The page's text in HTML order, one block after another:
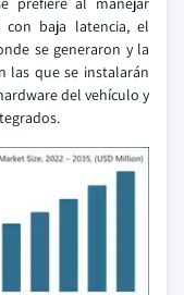
con baja latencia, el
se generaron y la
las que se instalarán
del vehículo y